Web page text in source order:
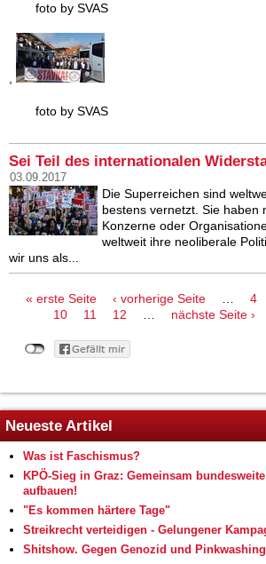
foto by SVAS
foto by SVAS
Sei Teil des internationalen
03.09.2017
Die Superreichen sind
bestens vernetzt. Sie haben
Konzerne oder
weltweit ihre neoliberale
wir uns als...
Seiten
« erste Seite ‹ vorherige Seite 4
10
11 12 nächste Seite ›
Neueste Artikel
Was ist Faschismus?
KPÖ-Sieg in Graz: Gemeinsam
aufbauen!
"Es kommen härtere Tage"
Streikrecht verteidigen - Gelungener
Shitshow. Gegen Genozid und